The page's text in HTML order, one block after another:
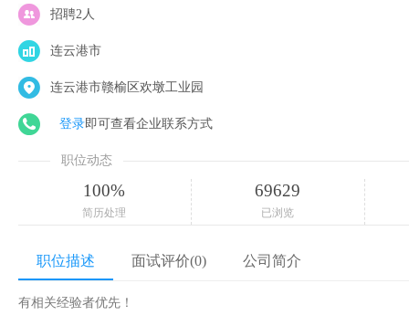
招聘2人
连云港市
连云港市赣榆区欢墩工业园
登录即可查看企业联系方式
职位动态
100%
简历处理
69629
已浏览
职位描述 面试评价(0) 公司简介
有相关经验者优先！